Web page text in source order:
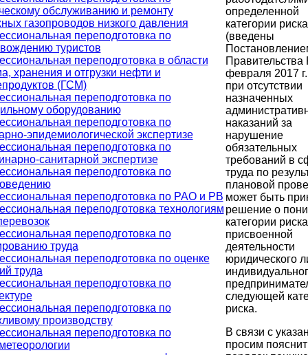
обслуживанию и ремонту
газопроводов низкого давления
переподготовка по
туристов
переподготовка в области
хранения и отгрузки нефти и
(ГСМ)
переподготовка по
оборудованию
переподготовка по
эпидемиологической экспертизе
переподготовка по
санитарной экспертизе
переподготовка по
переподготовка по РАО и РВ
переподготовка технологиям
переподготовка по
труда
переподготовка по оценке
труда
переподготовка по
переподготовка по
производству
переподготовка по
определенной
категории риска
(введены
Правительства
февраля 2017
при отсутствии
назначенных
наказаний за
нарушение
обязательных
требований в
труда по
плановой
может быть
решение о
категории
присвоенной
деятельности
юридического
следующей
риска.
В связи с
просим